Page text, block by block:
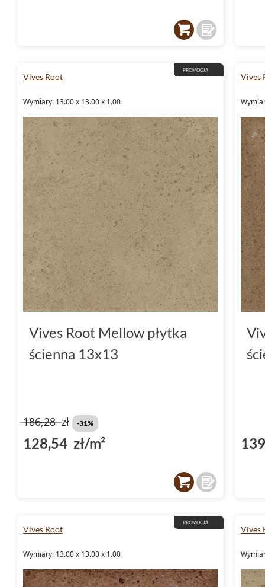
PROMOCJA
Vives Root
Wymiary: 13.00 x 13.00 x 1.00
Vives Root Mellow płytka
ścienna 13x13
186,28zł -31%
128,54 zł/m²
Vives
PROMOCJA
Vives Root
Wymiary: 13.00 x 13.00 x 1.00
Vives